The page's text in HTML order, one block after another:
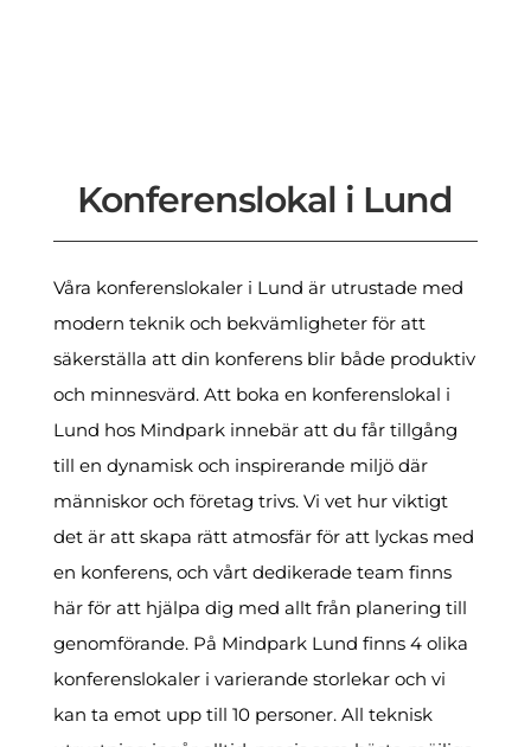
Konferenslokal i Lund
Våra konferenslokaler i Lund är utrustade med
modern teknik och bekvämligheter för att
säkerställa att din konferens blir både produktiv
och minnesvärd. Att boka en konferenslokal i
Lund hos Mindpark innebär att du får tillgång
till en dynamisk och inspirerande miljö där
människor och företag trivs. Vi vet hur viktigt
det är att skapa rätt atmosfär för att lyckas med
en konferens, och vårt dedikerade team finns
här för att hjälpa dig med allt från planering till
genomförande. På Mindpark Lund finns 4 olika
konferenslokaler i varierande storlekar och vi
kan ta emot upp till 10 personer. All teknisk